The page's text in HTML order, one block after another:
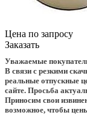
Цена по запросу
Заказать
Уважаемые
В связи с резкими
реальные отпускные
сайте. Просьба
Приносим свои
возможное, чтобы